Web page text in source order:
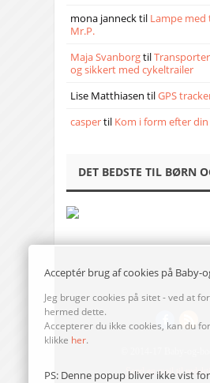
mona jannecktil Lampe med
Mr.P.
Maja Svanborgtil
og sikkert med cykeltrailer
Lise Matthiasen tilGPS
caspertil Kom i form efter
DET BEDSTE TIL BØRN
Send en mail til
Acceptér brug af cookies på Baby-
Jeg bruger cookies på sitet - ved at
hermed dette.
Accepterer du ikke cookies, kan du
klikke her.
PS: Denne popup bliver ikke vist